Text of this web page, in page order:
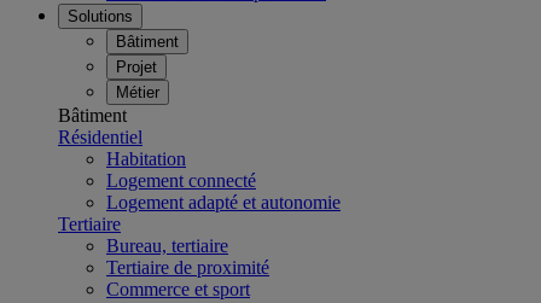
Solutions
Bâtiment
Projet
Métier
Bâtiment
Résidentiel
Habitation
Logement connecté
Logement adapté et autonomie
Tertiaire
Bureau, tertiaire
Tertiaire de proximité
Commerce et sport